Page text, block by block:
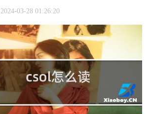
2024-03-28 01:26:20